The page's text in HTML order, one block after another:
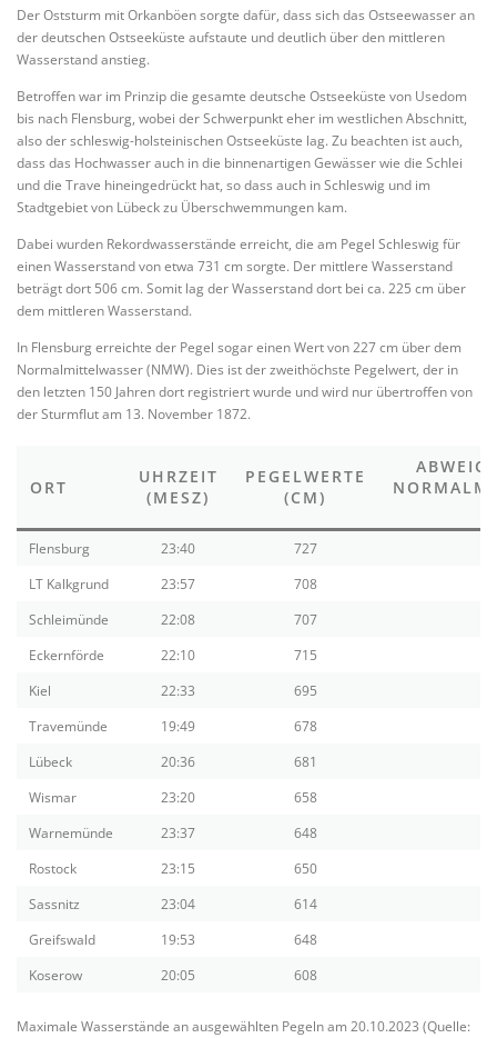
Der Oststurm mit Orkanböen sorgte dafür, dass sich das Ostseewasser an
der deutschen Ostseeküste aufstaute und deutlich über den mittleren
Wasserstand anstieg.
Betroffen war im Prinzip die gesamte deutsche Ostseeküste von Usedom
bis nach Flensburg, wobei der Schwerpunkt eher im westlichen Abschnitt,
also der schleswig-holsteinischen Ostseeküste lag. Zu beachten ist auch,
dass das Hochwasser auch in die binnenartigen Gewässer wie die Schlei
und die Trave hineingedrückt hat, so dass auch in Schleswig und im
Stadtgebiet von Lübeck zu Überschwemmungen kam.
Dabei wurden Rekordwasserstände erreicht, die am Pegel Schleswig für
einen Wasserstand von etwa 731 cm sorgte. Der mittlere Wasserstand
beträgt dort 506 cm. Somit lag der Wasserstand dort bei ca. 225 cm über
dem mittleren Wasserstand.
In Flensburg erreichte der Pegel sogar einen Wert von 227 cm über dem
Normalmittelwasser (NMW). Dies ist der zweithöchste Pegelwert, der in
den letzten 150 Jahren dort registriert wurde und wird nur übertroffen von
der Sturmflut am 13. November 1872.
ORT
UHRZEIT
(MESZ)
PEGELWERTE
(CM)
Flensburg 23:40 727
LT Kalkgrund
23:57 708
Schleimünde
22:08 707
Eckernförde
22:10 715
Kiel
22:33 695
Travemünde
19:49 678
Lübeck
20:36 681
Wismar
23:20 658
Warnemünde
23:37 648
Rostock
23:15 650
Sassnitz
23:04 614
Greifswald
19:53 648
Koserow
20:05 608
Maximale Wasserstände an ausgewählten Pegeln am 20.10.2023 (Quelle: